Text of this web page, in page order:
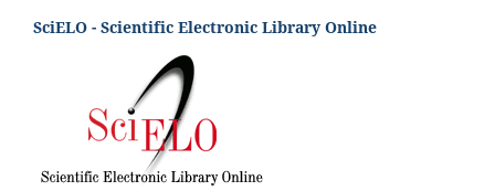
SciELO - Scientific Electronic Library Online